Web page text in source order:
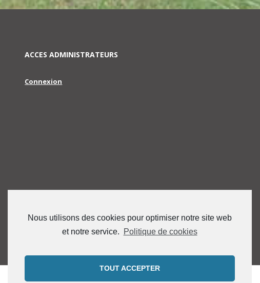
Nous utilisons des cookies pour optimiser notre site web
et notre service.
Politique de cookies
TOUT ACCEPTER
ACCES ADMINISTRATEURS
Connexion